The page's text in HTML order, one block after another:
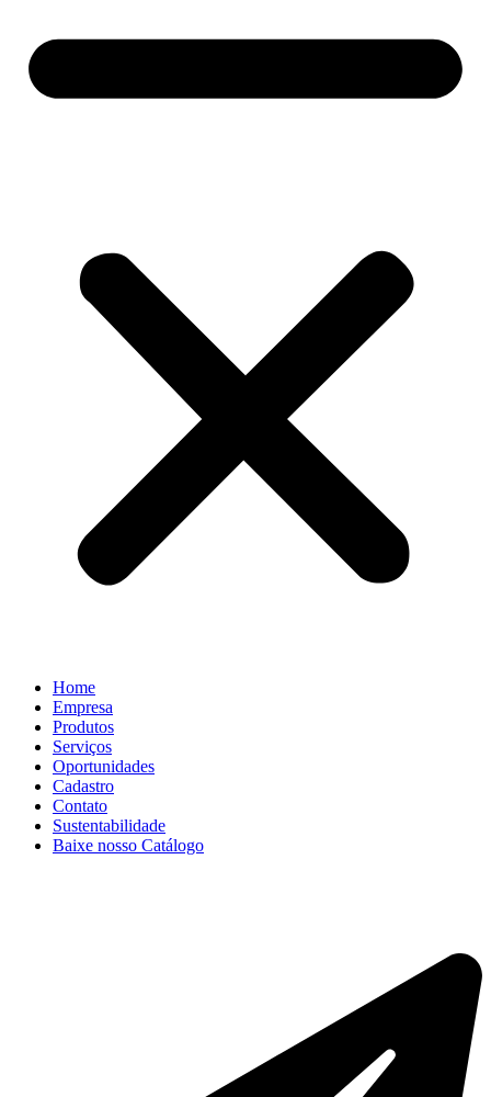
Home
Empresa
Produtos
Serviços
Oportunidades
Cadastro
Contato
Sustentabilidade
Baixe nosso Catálogo